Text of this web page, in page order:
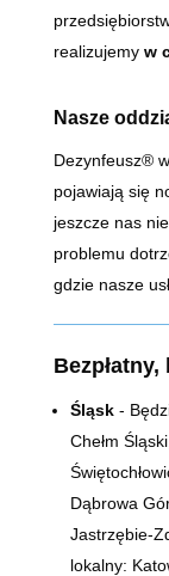
realizujemy w
Nasze
Dezynfeusz®
pojawiają się
jeszcze nas
problemu
gdzie nasze
Śląsk-
Chełm
Dąbrowa
Jastrzębie-
lokalny: